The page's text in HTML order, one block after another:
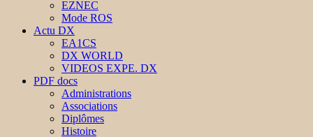
EZNEC
Mode ROS
Actu DX
EA1CS
DX WORLD
VIDEOS EXPE. DX
PDF docs
Administrations
Associations
Diplômes
Histoire